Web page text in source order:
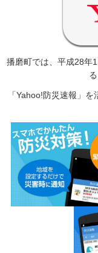
播磨町では、平成28年
「Yahoo!防災速報」